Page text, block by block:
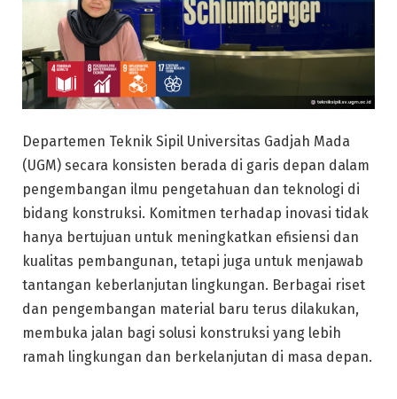
Departemen Teknik Sipil Universitas Gadjah Mada
(UGM) secara konsisten berada di garis depan dalam
pengembangan ilmu pengetahuan dan teknologi di
bidang konstruksi. Komitmen terhadap inovasi tidak
hanya bertujuan untuk meningkatkan efisiensi dan
kualitas pembangunan, tetapi juga untuk menjawab
tantangan keberlanjutan lingkungan. Berbagai riset
dan pengembangan material baru terus dilakukan,
membuka jalan bagi solusi konstruksi yang lebih
ramah lingkungan dan berkelanjutan di masa depan.